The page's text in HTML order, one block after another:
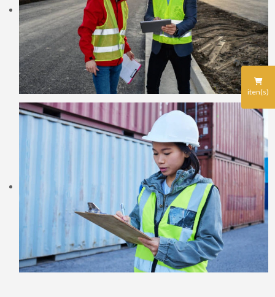
iten(s)